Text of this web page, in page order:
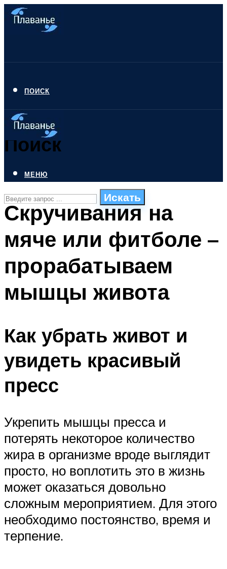
ПОИСК
Поиск
Искать
СТИЛИ ПЛАВАНЬЯ
ПЛАВАНЬЕ ДЛЯ ДЕТЕЙ
БАССЕЙН ДЛЯ ДОМА
МЕНЮ
Скручивания на
мяче или фитболе –
прорабатываем
мышцы живота
Как убрать живот и
увидеть красивый
пресс
Укрепить мышцы пресса и
потерять некоторое количество
жира в организме вроде выглядит
просто, но воплотить это в жизнь
может оказаться довольно
сложным мероприятием. Для этого
необходимо постоянство, время и
терпение.